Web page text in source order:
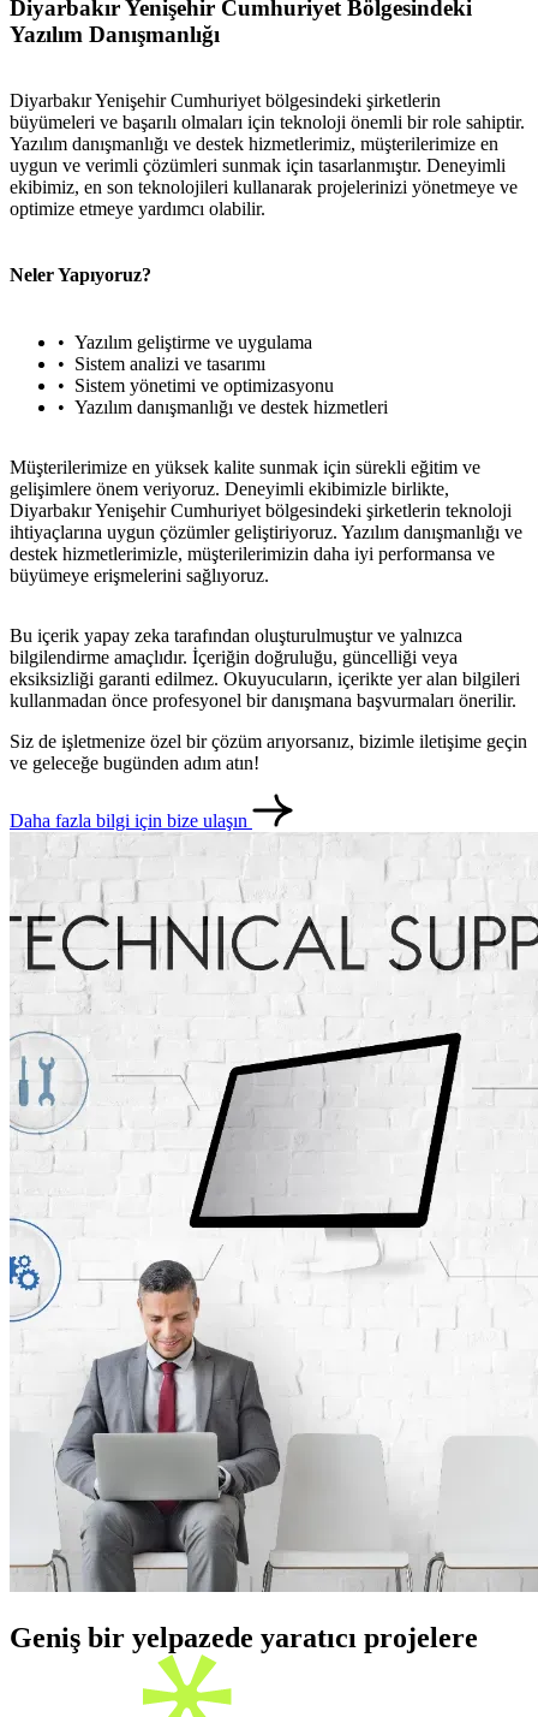
İletişim English
Diyarbakır Yenişehir Cumhuriyet Bölgesindeki
Yazılım Danışmanlığı
Diyarbakır Yenişehir Cumhuriyet bölgesindeki şirketlerin
büyümeleri ve başarılı olmaları için teknoloji önemli bir role sahiptir.
Yazılım danışmanlığı ve destek hizmetlerimiz, müşterilerimize en
uygun ve verimli çözümleri sunmak için tasarlanmıştır. Deneyimli
ekibimiz, en son teknolojileri kullanarak projelerinizi yönetmeye ve
optimize etmeye yardımcı olabilir.
Neler Yapıyoruz?
Yazılım geliştirme ve uygulama
Sistem analizi ve tasarımı
Sistem yönetimi ve optimizasyonu
Yazılım danışmanlığı ve destek hizmetleri
Müşterilerimize en yüksek kalite sunmak için sürekli eğitim ve
gelişimlere önem veriyoruz. Deneyimli ekibimizle birlikte,
Diyarbakır Yenişehir Cumhuriyet bölgesindeki şirketlerin teknoloji
ihtiyaçlarına uygun çözümler geliştiriyoruz. Yazılım danışmanlığı ve
destek hizmetlerimizle, müşterilerimizin daha iyi performansa ve
büyümeye erişmelerini sağlıyoruz.
Bu içerik yapay zeka tarafından oluşturulmuştur ve yalnızca
bilgilendirme amaçlıdır. İçeriğin doğruluğu, güncelliği veya
eksiksizliği garanti edilmez. Okuyucuların, içerikte yer alan bilgileri
kullanmadan önce profesyonel bir danışmana başvurmaları önerilir.
Siz de işletmenize özel bir çözüm arıyorsanız, bizimle iletişime geçin
ve geleceğe bugünden adım atın!
Daha fazla bilgi için bize ulaşın
Geniş bir yelpazede yaratıcı projelere